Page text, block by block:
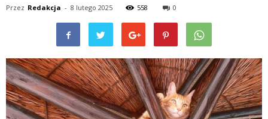
Przez Redakcja - 8 lutego 2025 558 0